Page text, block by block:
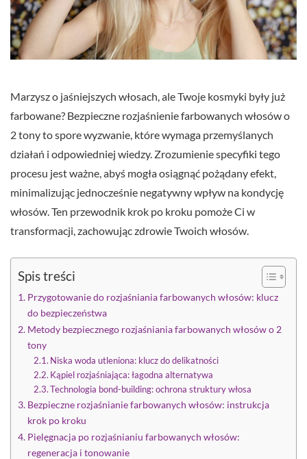
Marzysz o jaśniejszych włosach, ale Twoje kosmyki były już
farbowane? Bezpieczne rozjaśnienie farbowanych włosów o
2 tony to spore wyzwanie, które wymaga przemyślanych
działań i odpowiedniej wiedzy. Zrozumienie specyfiki tego
procesu jest ważne, abyś mogła osiągnąć pożądany efekt,
minimalizując jednocześnie negatywny wpływ na kondycję
włosów. Ten przewodnik krok po kroku pomoże Ci w
transformacji, zachowując zdrowie Twoich włosów.
Spis treści
Przygotowanie do rozjaśniania farbowanych włosów: klucz
do bezpieczeństwa
Metody bezpiecznego rozjaśniania farbowanych włosów o 2
tony
Niska woda utleniona: klucz do delikatności
Kąpiel rozjaśniająca: łagodna alternatywa
Technologia bond-building: ochrona struktury włosa
Bezpieczne rozjaśnianie farbowanych włosów: instrukcja
krok po kroku
Pielęgnacja po rozjaśnianiu farbowanych włosów:
regeneracja i tonowanie